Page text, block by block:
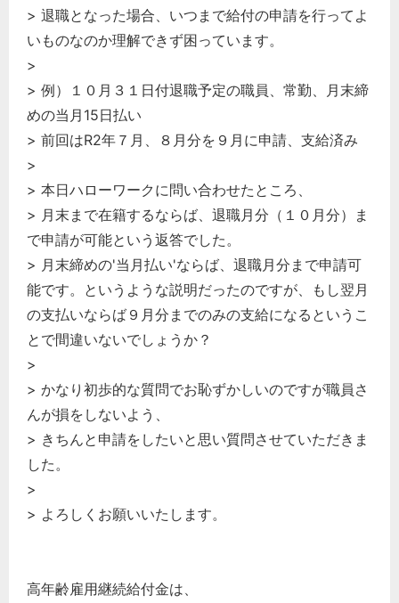
> 退職となった場合、いつまで給付の申請を行ってよ
いものなのか理解できず困っています。
>
> 例）１０月３１日付退職予定の職員、常勤、月末締
めの当月15日払い
> 前回はR2年７月、８月分を９月に申請、支給済み
>
> 本日ハローワークに問い合わせたところ、
> 月末まで在籍するならば、退職月分（１０月分）ま
で申請が可能という返答でした。
> 月末締めの'当月払い'ならば、退職月分まで申請可
能です。というような説明だったのですが、もし翌月
の支払いならば９月分までのみの支給になるというこ
とで間違いないでしょうか？
>
> かなり初歩的な質問でお恥ずかしいのですが職員さ
んが損をしないよう、
> きちんと申請をしたいと思い質問させていただきま
した。
>
> よろしくお願いいたします。
高年齢雇用継続給付金は、